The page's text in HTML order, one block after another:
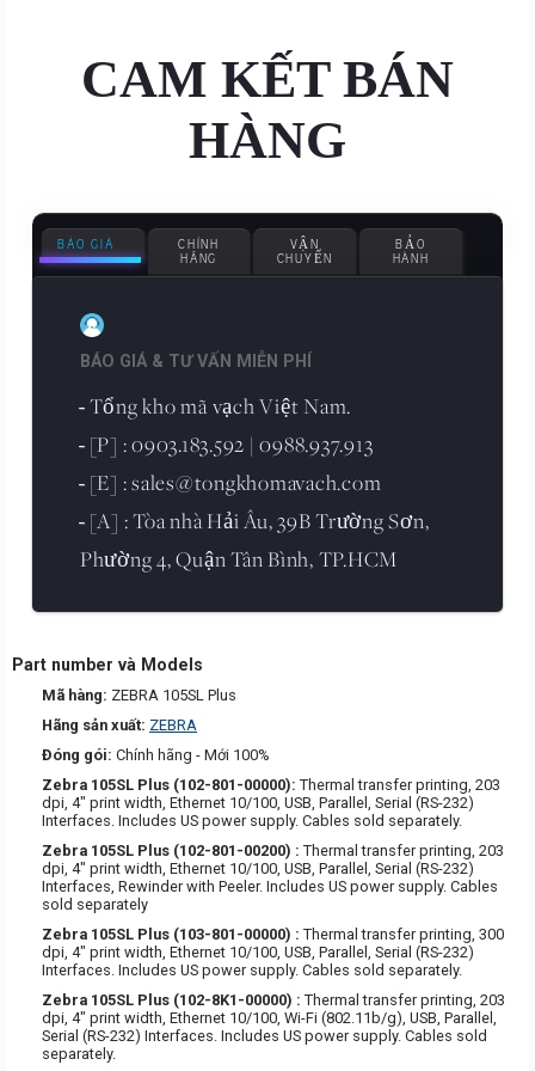
CAM KẾT BÁN
HÀNG
BÁO GIÁ
CHÍNH
HÃNG
VẬN
CHUYỂN
BẢO
HÀNH
BÁO GIÁ & TƯ VẤN MIỄN PHÍ
- Tổng kho mã vạch Việt Nam.
- [P] : 0903.183.592 | 0988.937.913
- [E] : sales@tongkhomavach.com
- [A] : Tòa nhà Hải Âu, 39B Trường Sơn,
Phường 4, Quận Tân Bình, TP.HCM
Part number và Models
Mã hàng: ZEBRA 105SL Plus
Hãng sản xuất: ZEBRA
Đóng gói: Chính hãng - Mới 100%
Zebra 105SL Plus (102-801-00000): Thermal transfer printing, 203
dpi, 4" print width, Ethernet 10/100, USB, Parallel, Serial (RS-232)
Interfaces. Includes US power supply. Cables sold separately.
Zebra 105SL Plus (102-801-00200) : Thermal transfer printing, 203
dpi, 4" print width, Ethernet 10/100, USB, Parallel, Serial (RS-232)
Interfaces, Rewinder with Peeler. Includes US power supply. Cables
sold separately
Zebra 105SL Plus (103-801-00000) : Thermal transfer printing, 300
dpi, 4" print width, Ethernet 10/100, USB, Parallel, Serial (RS-232)
Interfaces. Includes US power supply. Cables sold separately.
Zebra 105SL Plus (102-8K1-00000) : Thermal transfer printing, 203
dpi, 4" print width, Ethernet 10/100, Wi-Fi (802.11b/g), USB, Parallel,
Serial (RS-232) Interfaces. Includes US power supply. Cables sold
separately.